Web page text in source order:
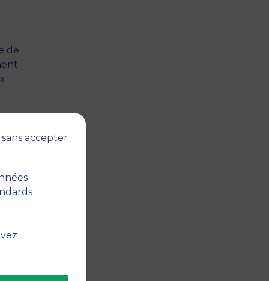
de
de
accepter